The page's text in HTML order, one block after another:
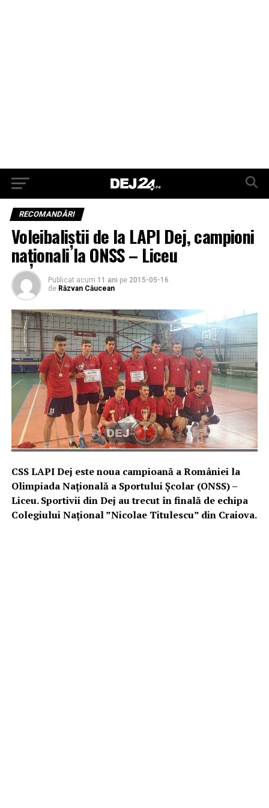
RECOMANDĂRI
Voleibaliștii de la LAPI Dej, campioni
naționali la ONSS – Liceu
Publicat acum 11 ani pe 2015-05-16
de Răzvan Căucean
CSS LAPI Dej este noua campioană a României la
Olimpiada Națională a Sportului Școlar (ONSS) –
Liceu. Sportivii din Dej au trecut în finală de echipa
Colegiului Național ”Nicolae Titulescu” din Craiova.